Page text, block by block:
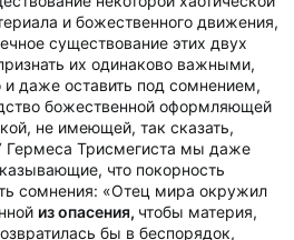
и божественного движения,
существование этих двух
их одинаково важными,
и даже оставить под сомнением,
божественной оформляющей
не имеющей, так сказать,
Гермеса Трисмегиста мы даже
что покорность
сомнения: «Отец мира окружил
из опасения, чтобы материя,
бы в беспорядок,